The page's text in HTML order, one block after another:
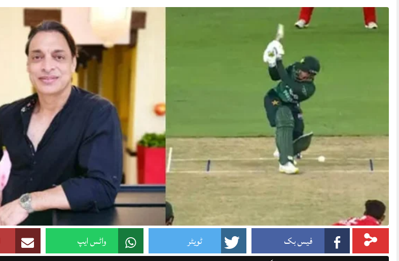
فیس بک ٹویٹر واٹس ایپ